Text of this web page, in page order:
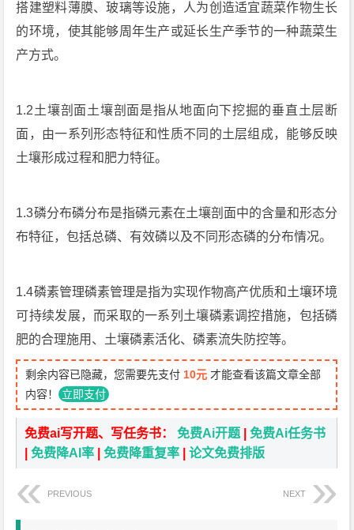
搭建塑料薄膜、玻璃等设施，人为创造适宜蔬菜作物生长
的环境，使其能够周年生产或延长生产季节的一种蔬菜生
产方式。
1.2土壤剖面土壤剖面是指从地面向下挖掘的垂直土层断
面，由一系列形态特征和性质不同的土层组成，能够反映
土壤形成过程和肥力特征。
1.3磷分布磷分布是指磷元素在土壤剖面中的含量和形态分
布特征，包括总磷、有效磷以及不同形态磷的分布情况。
1.4磷素管理磷素管理是指为实现作物高产优质和土壤环境
可持续发展，而采取的一系列土壤磷素调控措施，包括磷
肥的合理施用、土壤磷素活化、磷素流失防控等。
剩余内容已隐藏，您需要先支付 10元 才能查看该篇文章全部
内容！ 立即支付
免费ai写开题、写任务书：免费Ai开题 |免费Ai任务书
|免费降AI率 |免费降重复率 |论文免费排版
PREVIOUS NEXT